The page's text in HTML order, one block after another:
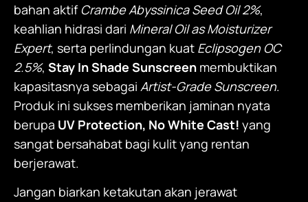
bahan aktifCrambe Abyssinica Seed Oil 2%,
keahlian hidrasi dari Mineral Oil as Moisturizer
Expert, serta perlindungan kuat Eclipsogen OC
2.5%, Stay In Shade Sunscreen membuktikan
kapasitasnya sebagai Artist-Grade Sunscreen.
Produk ini sukses memberikan jaminan nyata
berupa UV Protection, No White Cast! yang
sangat bersahabat bagi kulit yang rentan
berjerawat.
Jangan biarkan ketakutan akan jerawat